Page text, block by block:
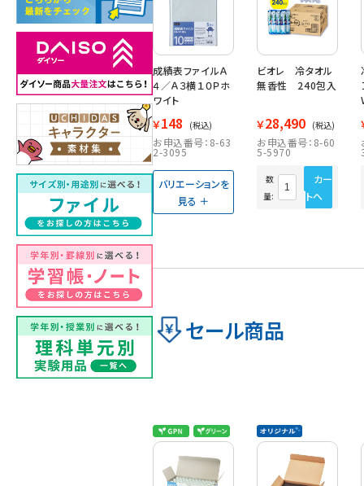
成績表ファイルＡ
４／Ａ３横１０Ｐホ
ワイト
￥148 (税込)
お申込番号：8-63
2-3095
バリエーションを
見る
ビオレ 冷タオル
無香性 240包入
￥28,490 (税込)
お申込番号：8-60
5-5970
数
量:
カー
トへ
セール商品